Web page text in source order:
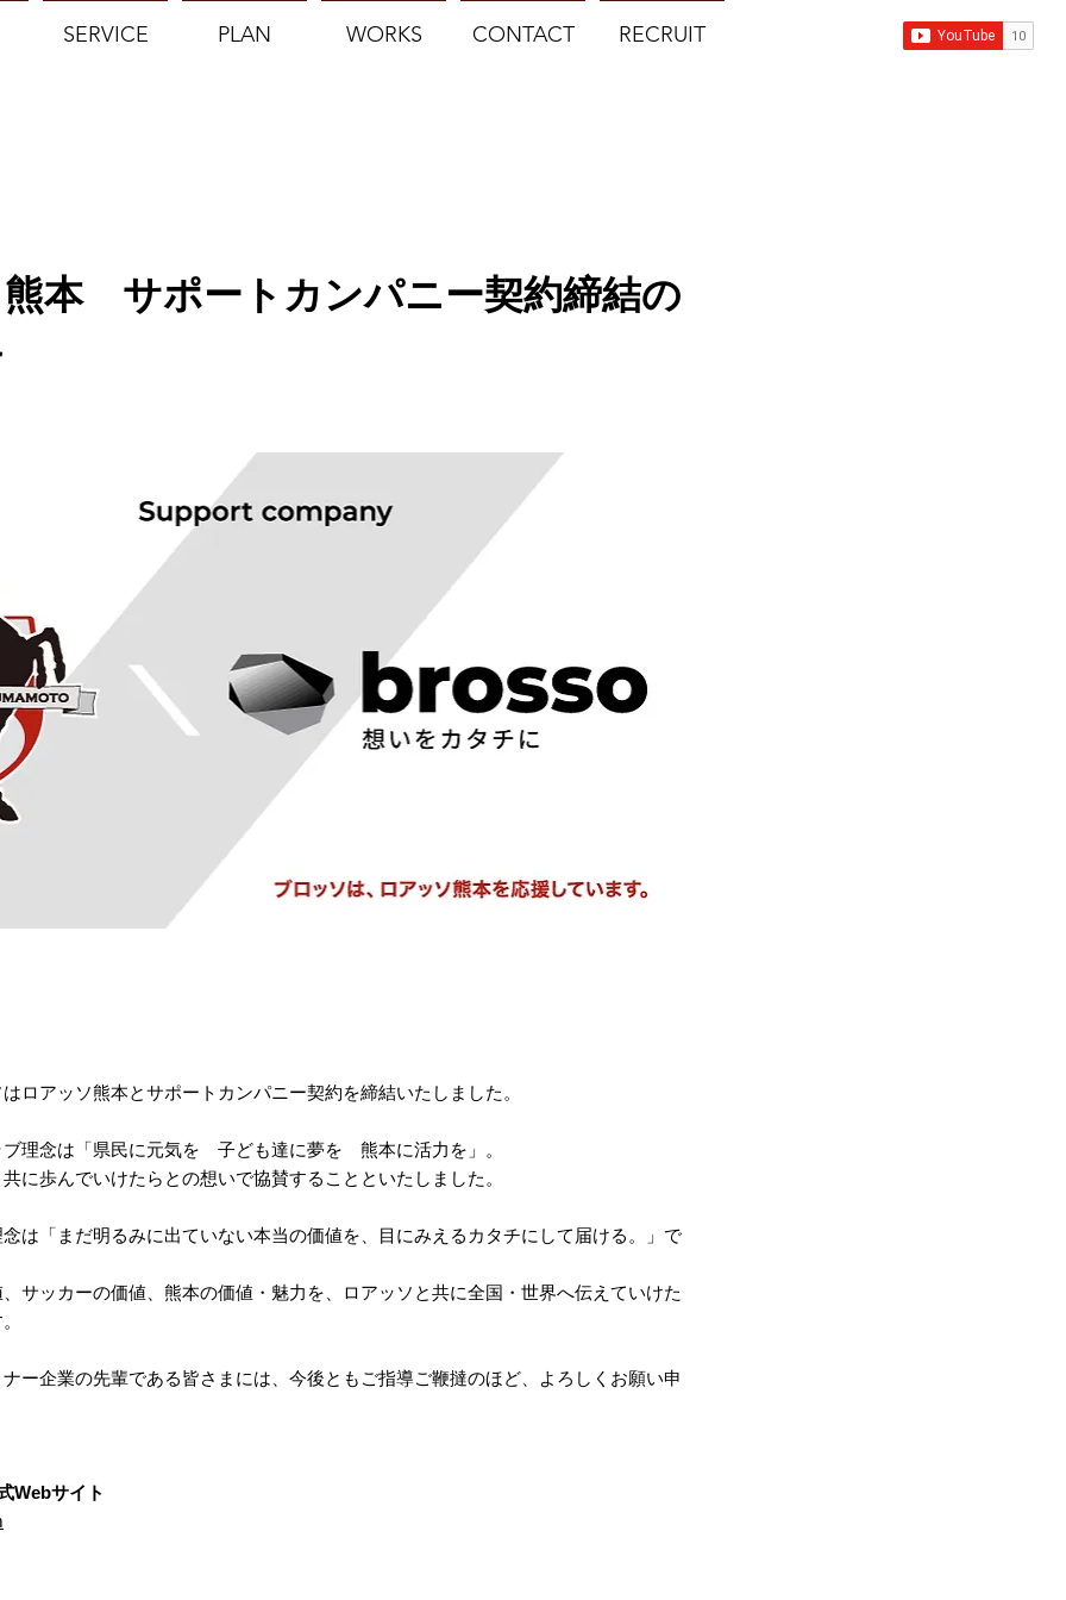
SERVICE PLAN WORKS CONTACT RECRUIT
本 サポートカンパニー契約締結の
ロアッソ熊本とサポートカンパニー契約を締結いたしました。
ブ理念は「県民に元気を 子ども達に夢を 熊本に活力を」。
に歩んでいけたらとの想いで協賛することといたしました。
は「まだ明るみに出ていない本当の価値を、目にみえるカタチにして届ける。」で
サッカーの価値、熊本の価値・魅力を、ロアッソと共に全国・世界へ伝えていけた
ー企業の先輩である皆さまには、今後ともご指導ご鞭撻のほど、よろしくお願い申
Webサイト